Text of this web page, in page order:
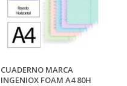
CUADERNO MARCA
INGENIOX FOAM A4 80H